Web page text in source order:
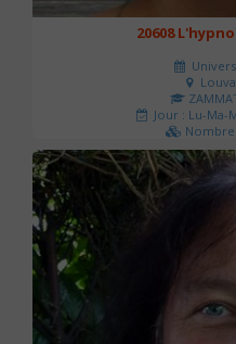
20608
Jour : Lu-Ma-
Nombre